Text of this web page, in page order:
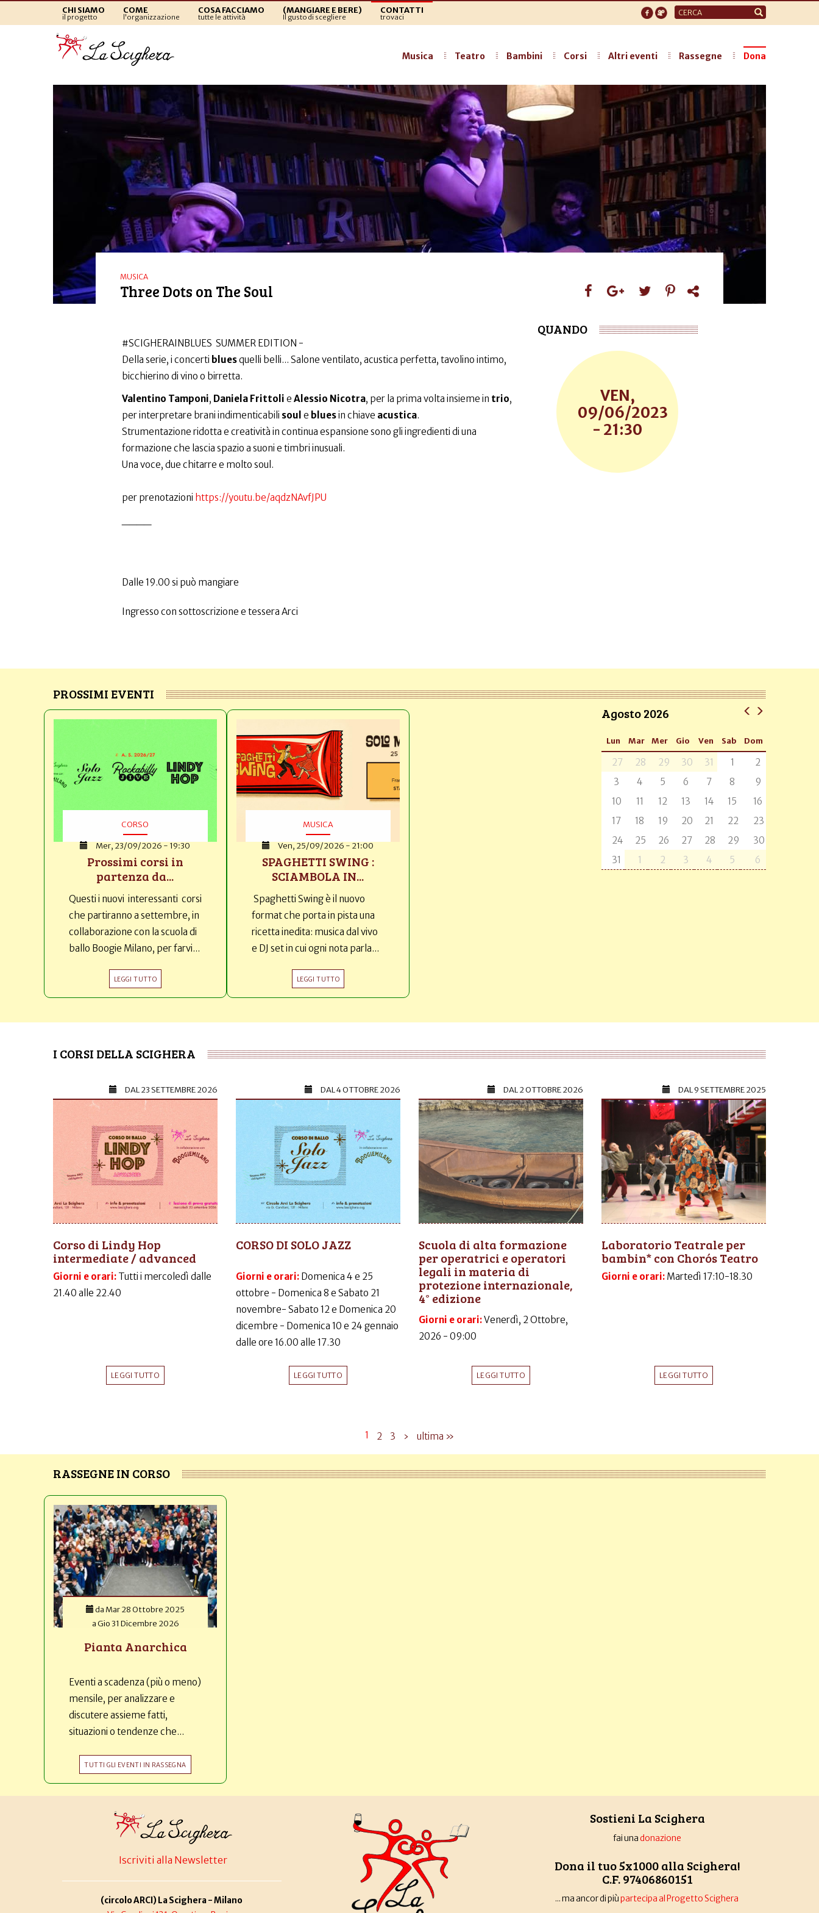
CHI SIAMO
il progetto
COME
l'organizzazione
COSA FACCIAMO
tutte le attività
(MANGIARE E BERE)
Il gusto di scegliere
CONTATTI
trovaci
Form
di
Musica Teatro Bambini Corsi Altri eventi Rassegne Dona
MUSICA
Three Dots on The Soul
#SCIGHERAINBLUES SUMMER EDITION -
Della serie, i concerti bluesquelli belli... Salone ventilato, acustica perfetta, tavolino intimo,
bicchierino di vino o birretta.
Valentino Tamponi, Daniela Frittoli e Alessio Nicotra, per la prima volta insieme in trio,
per interpretare brani indimenticabili soul e bluesin chiave acustica.
Strumentazione ridotta e creatività in continua espansione sono gli ingredienti di una
formazione che lascia spazio a suoni e timbri inusuali.
Una voce, due chitarre e molto soul.
per prenotazioni https://youtu.be/aqdzNAvfJPU
Dalle 19.00 si può mangiare
Ingresso con sottoscrizione e tessera Arci
QUANDO
VEN,
09/06/2023
- 21:30
PROSSIMI EVENTI
CORSO
Mer, 23/09/2026 - 19:30
Prossimi corsi in
partenza da...
Questi i nuovi interessanti corsi
che partiranno a settembre, in
collaborazione con la scuola di
ballo Boogie Milano, per farvi...
LEGGI TUTTO
MUSICA
Ven, 25/09/2026 - 21:00
SPAGHETTI SWING :
SCIAMBOLA IN...
Spaghetti Swing è il nuovo
format che porta in pista una
ricetta inedita: musica dal vivo
e DJ set in cui ogni nota parla...
LEGGI TUTTO
Agosto 2026
Lun Mar Mer Gio Ven Sab Dom
27 28 29 30 31 1
2
3
4 5 6 7 8
9
10
11 12 13 14 15
16
17
18 19 20 21 22
23
24
25 26 27 28 29
30
31
1 2 3 4 5 6
I CORSI DELLA SCIGHERA
DAL23 SETTEMBRE 2026
Corso di Lindy Hop
intermediate / advanced
Giorni e orari: Tutti i mercoledì dalle
21.40 alle 22.40
LEGGI TUTTO
DAL4 OTTOBRE 2026
CORSO DI SOLO JAZZ
Giorni e orari: Domenica 4 e 25
ottobre - Domenica 8 e Sabato 21
novembre- Sabato 12 e Domenica 20
dicembre - Domenica 10 e 24 gennaio
dalle ore 16.00 alle 17.30
LEGGI TUTTO
DAL2 OTTOBRE 2026
Scuola di alta formazione
per operatrici e operatori
legali in materia di
protezione internazionale,
4° edizione
Giorni e orari:Venerdì, 2 Ottobre,
2026 - 09:00
LEGGI TUTTO
DAL9 SETTEMBRE 2025
Laboratorio Teatrale per
bambin* con Chorós Teatro
Giorni e orari: Martedì 17:10-18.30
LEGGI TUTTO
1 2 3 › ultima »
RASSEGNE IN CORSO
da Mar 28 Ottobre 2025
aGio 31 Dicembre 2026
Pianta Anarchica
Eventi a scadenza (più o meno)
mensile, per analizzare e
discutere assieme fatti,
situazioni o tendenze che...
TUTTI GLI EVENTI IN RASSEGNA
Iscriviti alla Newsletter
(circolo ARCI) La Scighera - Milano
Sostieni La Scighera
fai unadonazione
Dona il tuo 5x1000 alla Scighera!
C.F. 97406860151
... ma ancor di piùpartecipa al Progetto Scighera